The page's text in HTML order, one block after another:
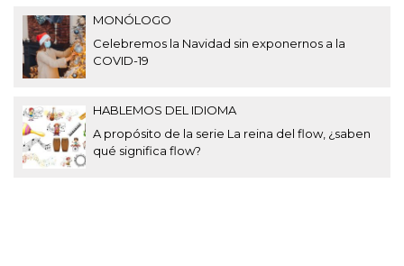
MONÓLOGO
Celebremos la Navidad sin exponernos a la
COVID-19
HABLEMOS DEL IDIOMA
A propósito de la serie La reina del flow, ¿saben
qué significa flow?